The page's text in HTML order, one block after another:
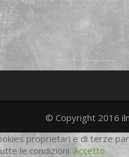
© Copyright 2016
proprietari e di terze
le condizioni. Accetto